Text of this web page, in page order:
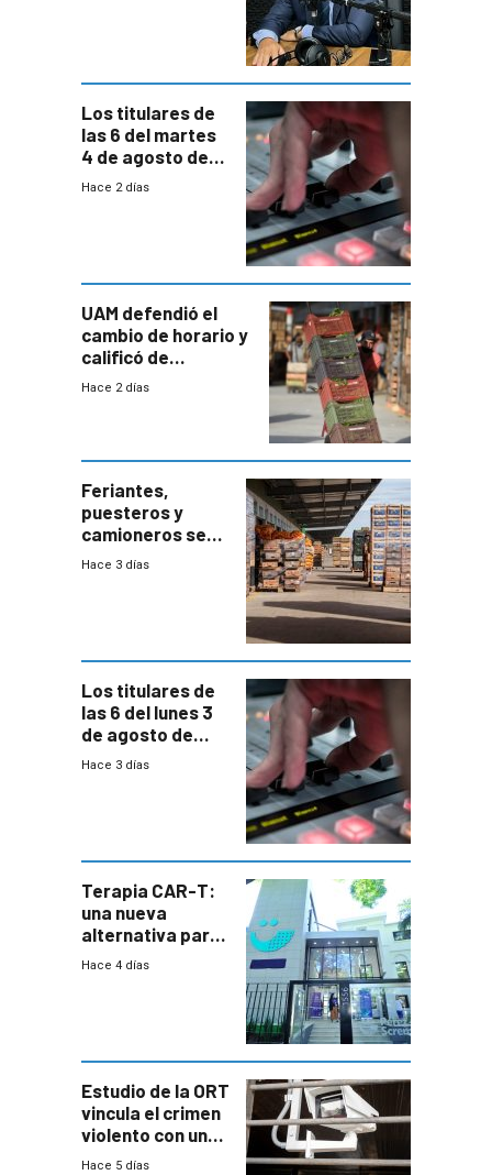
Los titulares de
las 6 del martes
4 de agosto de
2026
Hace 2 días
UAM defendió el
cambio de horario y
calificó de
“desproporcionado”
Hace 2 días
Feriantes,
puesteros y
camioneros se
movilizaron en
Hace 3 días
Los titulares de
las 6 del lunes 3
de agosto de
2026
Hace 3 días
Terapia CAR-T:
una nueva
alternativa para
niños y
Hace 4 días
Estudio de la ORT
vincula el crimen
violento con una
menor creación
Hace 5 días